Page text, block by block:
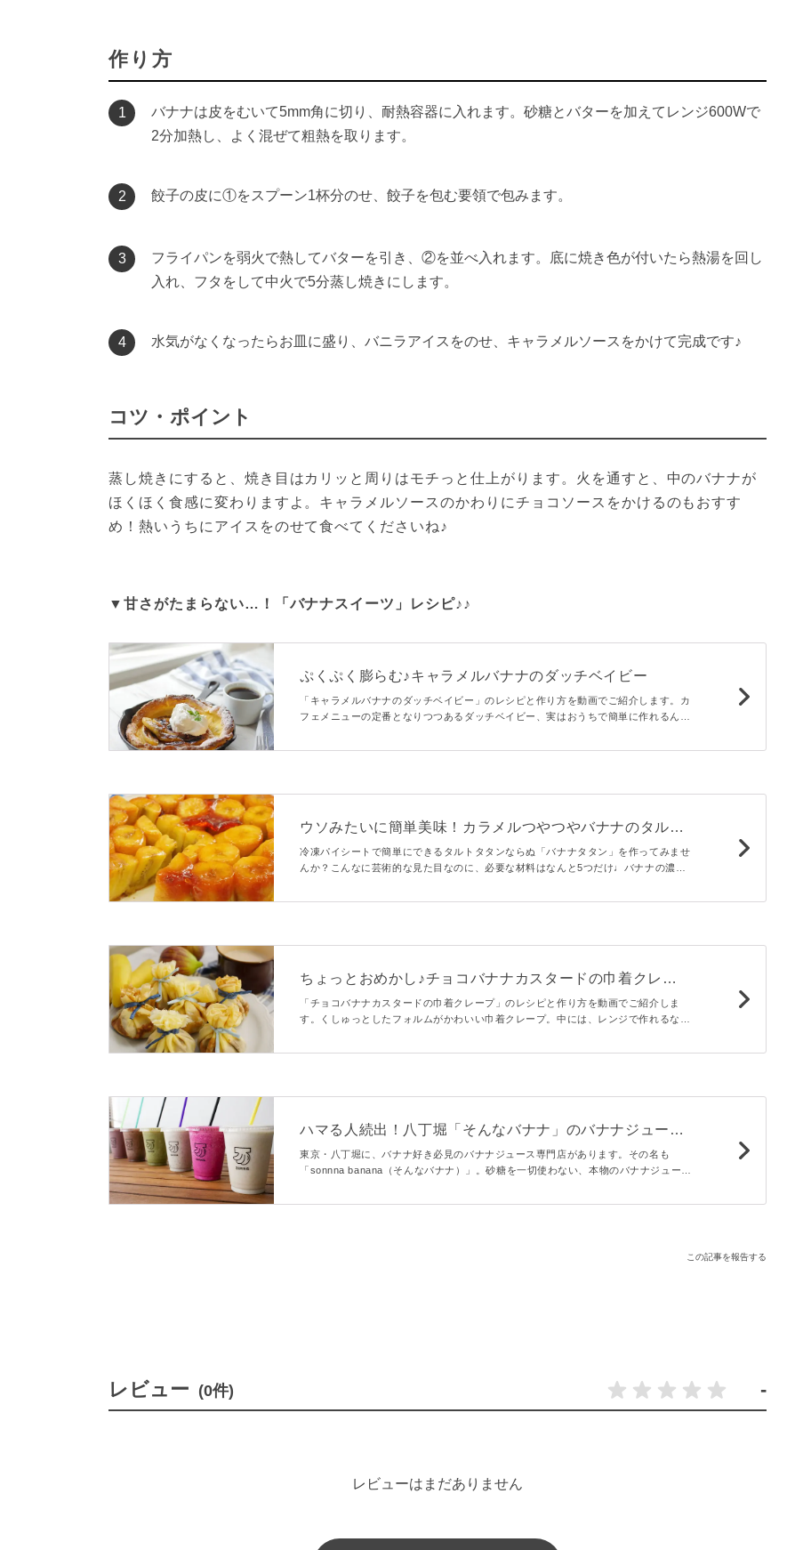
作り方
1
バナナは皮をむいて5mm角に切り、耐熱容器に入れます。砂糖とバターを加えてレンジ600Wで
2分加熱し、よく混ぜて粗熱を取ります。
2 餃子の皮に①をスプーン1杯分のせ、餃子を包む要領で包みます。
3
フライパンを弱火で熱してバターを引き、②を並べ入れます。底に焼き色が付いたら熱湯を回し
入れ、フタをして中火で5分蒸し焼きにします。
4 水気がなくなったらお皿に盛り、バニラアイスをのせ、キャラメルソースをかけて完成です♪
コツ・ポイント
蒸し焼きにすると、焼き目はカリッと周りはモチっと仕上がります。火を通すと、中のバナナが
ほくほく食感に変わりますよ。キャラメルソースのかわりにチョコソースをかけるのもおすす
め！熱いうちにアイスをのせて食べてくださいね♪
▼甘さがたまらない…！「バナナスイーツ」レシピ♪♪
ぷくぷく膨らむ♪キャラメルバナナのダッチベイビー
「キャラメルバナナのダッチベイビー」のレシピと作り方を動画でご紹介します。カ
フェメニューの定番となりつつあるダッチベイビー、実はおうちで簡単に作れるんで
すめです♪
ウソみたいに簡単美味！カラメルつやつやバナナのタルト
タタン
冷凍パイシートで簡単にできるタルトタタンならぬ「バナナタタン」を作ってみませ
んか？こんなに芸術的な見た目なのに、必要な材料はなんと5つだけ♩バナナの濃厚
ちょっとおめかし♪チョコバナナカスタードの巾着クレー
プ
「チョコバナナカスタードの巾着クレープ」のレシピと作り方を動画でご紹介しま
す。くしゅっとしたフォルムがかわいい巾着クレープ。中には、レンジで作れるなめ
ハマる人続出！八丁堀「そんなバナナ」のバナナジュース
ランキング
東京・八丁堀に、バナナ好き必見のバナナジュース専門店があります。その名も
「sonnna banana（そんなバナナ）」。砂糖を一切使わない、本物のバナナジュース
キングしてみました！
この記事を報告する
レビュー (0件) -
レビューはまだありません